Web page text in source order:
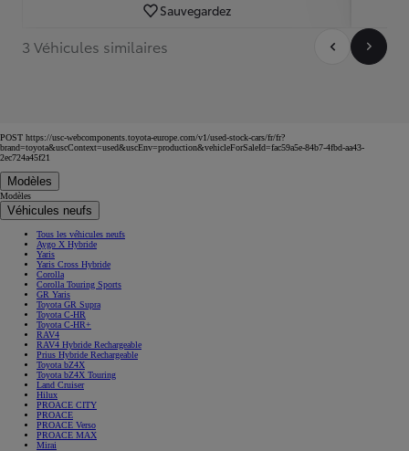
Sauvegardez
3 Véhicules similaires
POST https://usc-webcomponents.toyota-europe.com/v1/used-stock-cars/fr/fr?
brand=toyota&uscContext=used&uscEnv=production&vehicleForSaleId=fac59a5e-84b7-4fbd-aa43-
2ec724a45f21
Modèles
Modèles
Véhicules neufs
Tous les véhicules neufs
Aygo X Hybride
Yaris
Yaris Cross Hybride
Corolla
Corolla Touring Sports
GR Yaris
Toyota GR Supra
Toyota C-HR
Toyota C-HR+
RAV4
RAV4 Hybride Rechargeable
Prius Hybride Rechargeable
Toyota bZ4X
Toyota bZ4X Touring
Land Cruiser
Hilux
PROACE CITY
PROACE
PROACE Verso
PROACE MAX
Mirai